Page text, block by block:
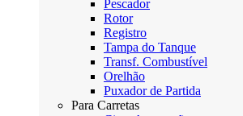
Pescador
Rotor
Registro
Tampa do Tanque
Transf. Combustível
Orelhão
Puxador de Partida
Para Carretas